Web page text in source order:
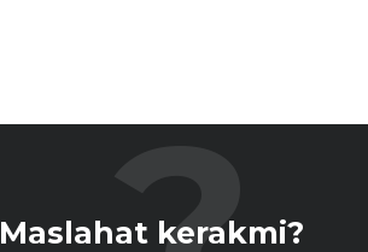
Maslahat kerakmi?